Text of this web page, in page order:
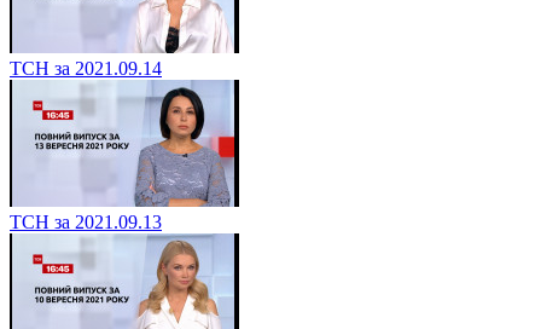
ТСН за 2021.09.14
ТСН за 2021.09.13